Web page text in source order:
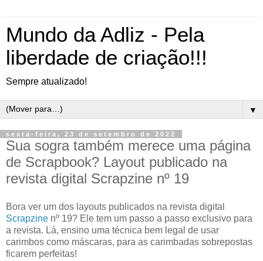
Mundo da Adliz - Pela
liberdade de criação!!!
Sempre atualizado!
▼
sexta-feira, 23 de setembro de 2022
Sua sogra também merece uma página
de Scrapbook? Layout publicado na
revista digital Scrapzine nº 19
Bora ver um dos layouts publicados na revista digital
Scrapzine nº 19? Ele tem um passo a passo exclusivo para
a revista. Lá, ensino uma técnica bem legal de usar
carimbos como máscaras, para as carimbadas sobrepostas
ficarem perfeitas!